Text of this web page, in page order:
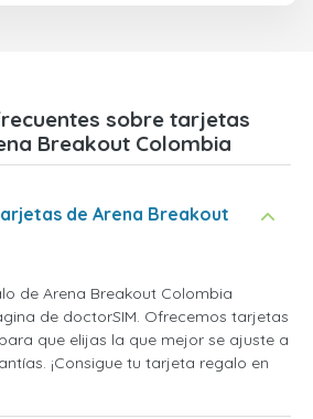
sobre tarjetas
Breakout Colombia
de Arena Breakout
de Arena Breakout Colombia
de doctorSIM. Ofrecemos tarjetas
que elijas la que mejor se ajuste a
¡Consigue tu tarjeta regalo en